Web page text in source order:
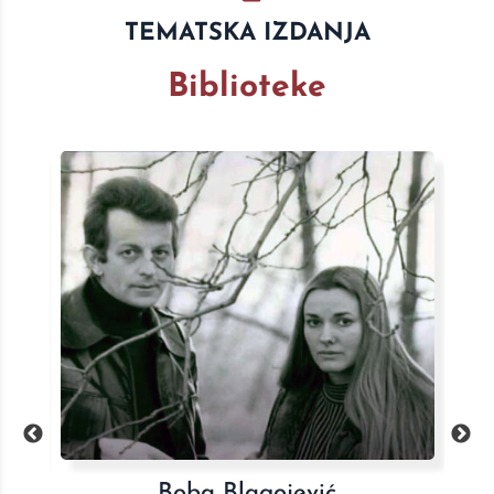
TEMATSKA IZDANJA
Biblioteke